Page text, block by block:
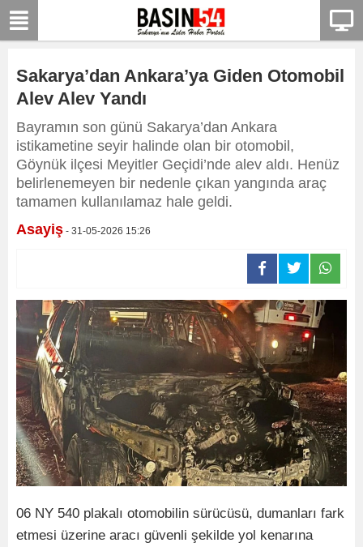
Sakarya’dan Ankara’ya Giden Otomobil
Alev Alev Yandı
Bayramın son günü Sakarya’dan Ankara
istikametine seyir halinde olan bir otomobil,
Göynük ilçesi Meyitler Geçidi’nde alev aldı. Henüz
belirlenemeyen bir nedenle çıkan yangında araç
tamamen kullanılamaz hale geldi.
Asayiş - 31-05-2026 15:26
06 NY 540 plakalı otomobilin sürücüsü, dumanları fark
etmesi üzerine aracı güvenli şekilde yol kenarına